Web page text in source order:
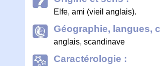
Elfe, ami (vieil anglais).
Géographie, langues,
anglais, scandinave
Caractérologie :